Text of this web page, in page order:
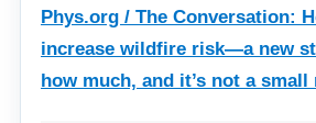
Phys.org / The Conversation:
increase wildfire risk—a new
how much, and it’s not a small